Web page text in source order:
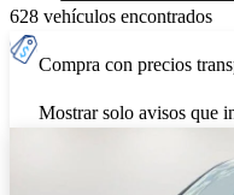
628 vehículos encontrados
Compra con precios
Mostrar solo avisos que